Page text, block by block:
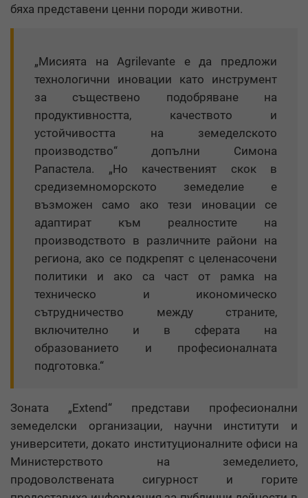
бяха представени ценни породи животни.
„Мисията на Agrilevante е да предложи
технологични иновации като инструмент
за съществено подобряване на
продуктивността, качеството и
устойчивостта на земеделското
производство“ допълни Симона
Рапастела. „Но качественият скок в
средиземноморското земеделие е
възможен само ако тези иновации се
адаптират към реалностите на
производството в различните райони на
региона, ако се подкрепят с целенасочени
политики и ако са част от рамка на
техническо и икономическо
сътрудничество между страните,
включително и в сферата на
образованието и професионалната
подготовка.“
Зоната „Extend“ представи професионални
земеделски организации, научни институти и
университети, докато институционалните офиси на
Министерството на земеделието,
продоволствената сигурност и горите